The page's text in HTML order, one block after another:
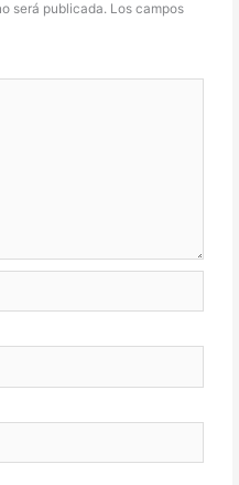
será publicada. Los campos